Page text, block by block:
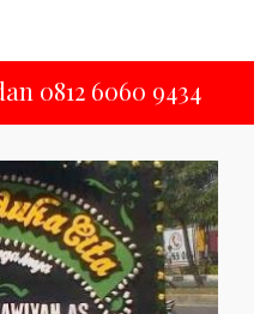
0812 6060 9434